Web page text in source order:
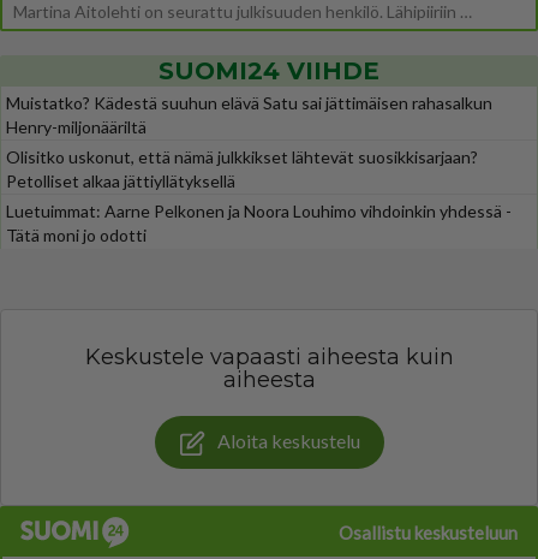
Martina Aitolehti on seurattu julkisuuden henkilö. Lähipiiriin mahtuu muitakin tunnettuja henkilöitä. Tiesitkö, että Ma
SUOMI24 VIIHDE
Muistatko? Kädestä suuhun elävä Satu sai jättimäisen rahasalkun
Henry-miljonääriltä
Olisitko uskonut, että nämä julkkikset lähtevät suosikkisarjaan?
Petolliset alkaa jättiyllätyksellä
Luetuimmat: Aarne Pelkonen ja Noora Louhimo vihdoinkin yhdessä -
Tätä moni jo odotti
Keskustele vapaasti aiheesta kuin
aiheesta
Aloita keskustelu
Osallistu keskusteluun